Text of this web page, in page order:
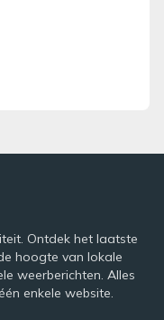
Ontdek het laatste
hoogte van lokale
weerberichten. Alles
enkele website.